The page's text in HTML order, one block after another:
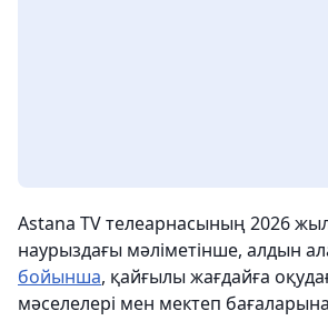
Astana TV телеарнасының 2026
наурыздағы мәліметінше, алдын
бойынша, қайғылы жағдайға
мәселелері мен мектеп